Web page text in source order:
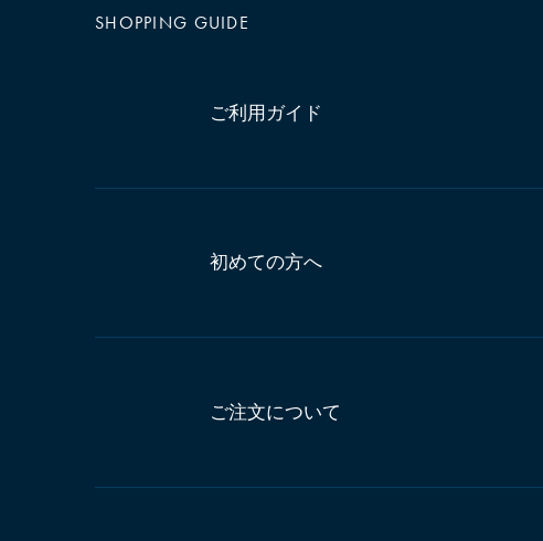
SHOPPING GUIDE
ご利用ガイド
初めての方へ
ご注文について